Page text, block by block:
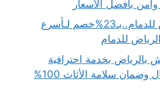
نقل عفش من الرياض للدمام..بـ23%خصم لـأسرع
للدمام
بخدمة احترافية
وأسعار تبدأ من200ريال وضمان سلامة الأثاث 100%